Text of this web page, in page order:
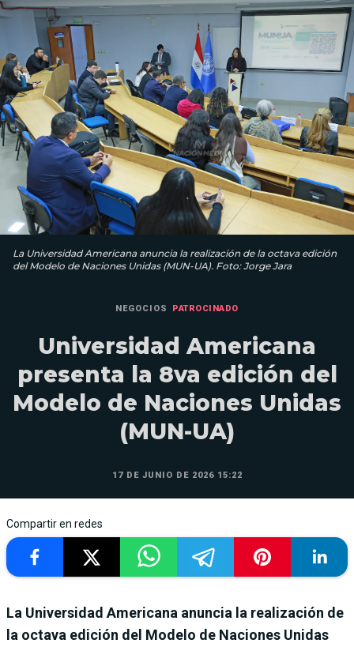
La Universidad Americana anuncia la realización de la octava edición
del Modelo de Naciones Unidas (MUN-UA). Foto: Jorge Jara
NEGOCIOS PATROCINADO
Universidad Americana
presenta la 8va edición del
Modelo de Naciones Unidas
(MUN-UA)
17 DE JUNIO DE 2026 15:22
Compartir en redes
La Universidad Americana anuncia la realización de
la octava edición del Modelo de Naciones Unidas